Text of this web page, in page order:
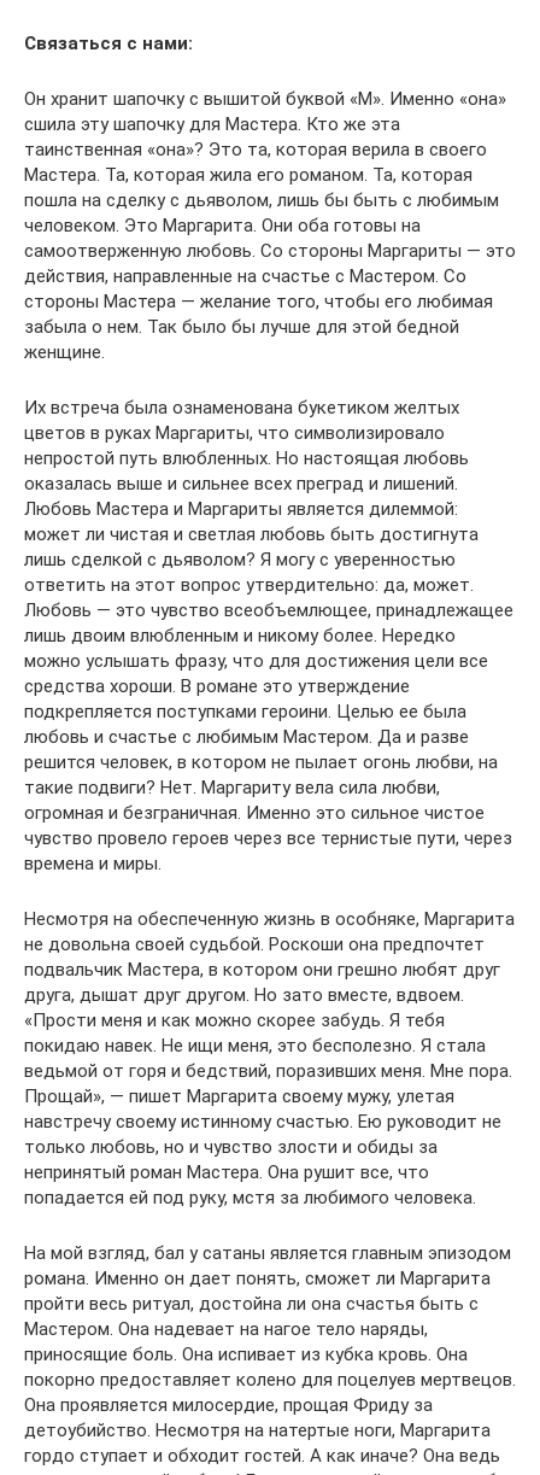
Связаться с нами:
Он хранит шапочку с вышитой буквой «М». Именно «она»
сшила эту шапочку для Мастера. Кто же эта
таинственная «она»? Это та, которая верила в своего
Мастера. Та, которая жила его романом. Та, которая
пошла на сделку с дьяволом, лишь бы быть с любимым
человеком. Это Маргарита. Они оба готовы на
самоотверженную любовь. Со стороны Маргариты — это
действия, направленные на счастье с Мастером. Со
стороны Мастера — желание того, чтобы его любимая
забыла о нем. Так было бы лучше для этой бедной
женщине.
Их встреча была ознаменована букетиком желтых
цветов в руках Маргариты, что символизировало
непростой путь влюбленных. Но настоящая любовь
оказалась выше и сильнее всех преград и лишений.
Любовь Мастера и Маргариты является дилеммой:
может ли чистая и светлая любовь быть достигнута
лишь сделкой с дьяволом? Я могу с уверенностью
ответить на этот вопрос утвердительно: да, может.
Любовь — это чувство всеобъемлющее, принадлежащее
лишь двоим влюбленным и никому более. Нередко
можно услышать фразу, что для достижения цели все
средства хороши. В романе это утверждение
подкрепляется поступками героини. Целью ее была
любовь и счастье с любимым Мастером. Да и разве
решится человек, в котором не пылает огонь любви, на
такие подвиги? Нет. Маргариту вела сила любви,
огромная и безграничная. Именно это сильное чистое
чувство провело героев через все тернистые пути, через
времена и миры.
Несмотря на обеспеченную жизнь в особняке, Маргарита
не довольна своей судьбой. Роскоши она предпочтет
подвальчик Мастера, в котором они грешно любят друг
друга, дышат друг другом. Но зато вместе, вдвоем.
«Прости меня и как можно скорее забудь. Я тебя
покидаю навек. Не ищи меня, это бесполезно. Я стала
ведьмой от горя и бедствий, поразивших меня. Мне пора.
Прощай», — пишет Маргарита своему мужу, улетая
навстречу своему истинному счастью. Ею руководит не
только любовь, но и чувство злости и обиды за
непринятый роман Мастера. Она рушит все, что
попадается ей под руку, мстя за любимого человека.
На мой взгляд, бал у сатаны является главным эпизодом
романа. Именно он дает понять, сможет ли Маргарита
пройти весь ритуал, достойна ли она счастья быть с
Мастером. Она надевает на нагое тело наряды,
приносящие боль. Она испивает из кубка кровь. Она
покорно предоставляет колено для поцелуев мертвецов.
Она проявляется милосердие, прощая Фриду за
детоубийство. Несмотря на натертые ноги, Маргарита
гордо ступает и обходит гостей. А как иначе? Она ведь